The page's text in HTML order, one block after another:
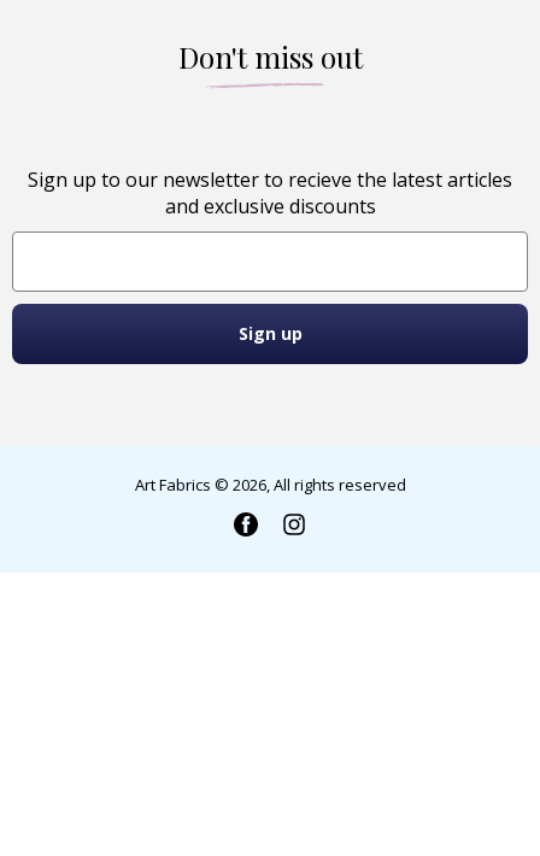
Don't miss out
Sign up to our newsletter to recieve the latest articles
and exclusive discounts
Art Fabrics © 2026, All rights reserved